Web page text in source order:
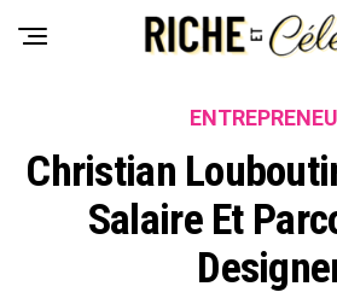
Christian
Salaire Et